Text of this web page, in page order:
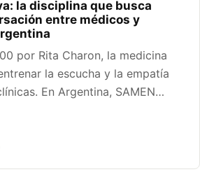
la disciplina que busca
entre médicos y
por Rita Charon, la medicina
la escucha y la empatía
En Argentina, SAMEN…